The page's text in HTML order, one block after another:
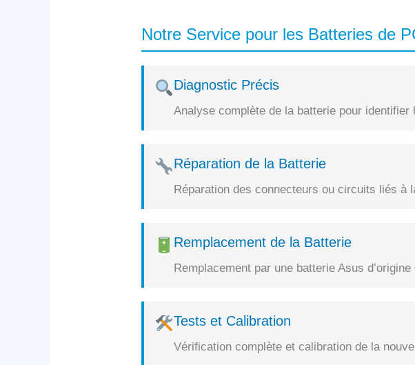
Notre Service pour les Batteries de
Diagnostic Précis
Analyse complète de la batterie pour identifier
Réparation de la Batterie
Réparation des connecteurs ou circuits liés à
Remplacement de la Batterie
Remplacement par une batterie Asus
Tests et Calibration
Vérification complète et calibration de la